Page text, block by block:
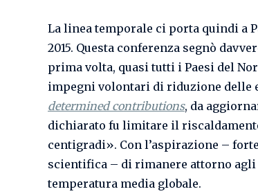
La linea temporale ci porta quindi a
2015. Questa conferenza segnò
prima volta, quasi tutti i Paesi del
impegni volontari di riduzione delle
determined contributions, da
dichiarato fu limitare il
centigradi». Con l’aspirazione –
scientifica – di rimanere attorno agli
temperatura media globale.